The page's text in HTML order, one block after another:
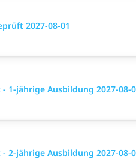
2027-08-01
jährige Ausbildung 2027-08-
jährige Ausbildung 2027-08-